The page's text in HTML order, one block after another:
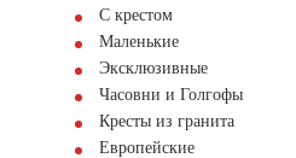
С крестом
Маленькие
Эксклюзивные
Часовни и Голгофы
Кресты из гранита
Европейские